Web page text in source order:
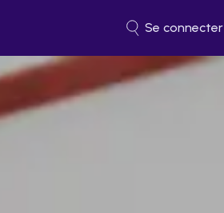
Se connecter